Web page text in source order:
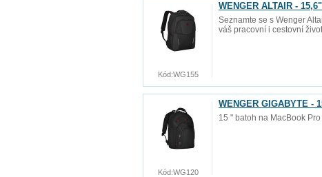
WENGER ALTAIR -
Seznamte se s Wenger
váš pracovní i cestovní
Kód:WG155
WENGER GIGABYTE -
15 " batoh na MacBook
Kód:WG120